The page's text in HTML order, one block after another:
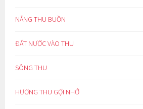
NẮNG THU BUỒN
ĐẤT NƯỚC VÀO THU
SÔNG THU
HƯƠNG THU GỢI NHỚ